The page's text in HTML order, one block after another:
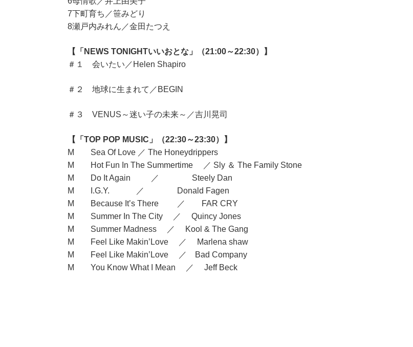
7下町育ち／笹みどり
8瀬戸内みれん／金田たつえ
【「NEWS TONIGHTいいおとな」（21:00～22:30）】
＃１ 会いたい／Helen Shapiro
＃２ 地球に生まれて／BEGIN
＃３ VENUS～迷い子の未来～／吉川晃司
【「TOP POP MUSIC」（22:30～23:30）】
M Sea Of Love ／ The Honeydrippers
M Hot Fun In The Summertime ／ Sly ＆ The Family Stone
M Do It Again ／ Steely Dan
M I.G.Y. ／ Donald Fagen
M Because It’s There ／ FAR CRY
M Summer In The City ／ Quincy Jones
M Summer Madness ／ Kool & The Gang
M Feel Like Makin’Love ／ Marlena shaw
M Feel Like Makin’Love ／ Bad Company
M You Know What I Mean ／ Jeff Beck